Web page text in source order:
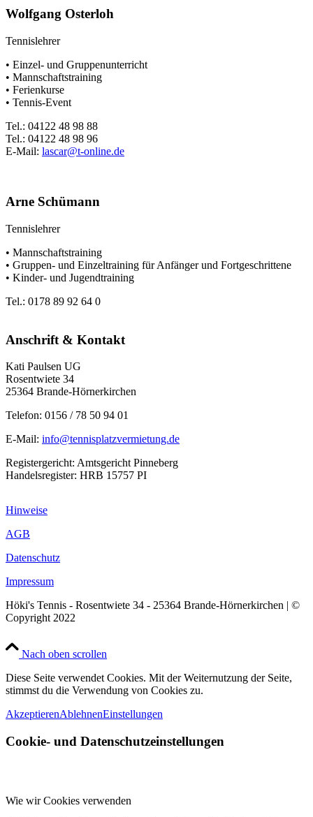
Wolfgang Osterloh
Tennislehrer
• Einzel- und Gruppenunterricht
• Mannschaftstraining
• Ferienkurse
• Tennis-Event
Tel.: 04122 48 98 88
Tel.: 04122 48 98 96
E-Mail: lascar@t-online.de
Arne Schümann
Tennislehrer
• Mannschaftstraining
• Gruppen- und Einzeltraining für Anfänger und Fortgeschrittene
• Kinder- und Jugendtraining
Tel.: 0178 89 92 64 0
Anschrift & Kontakt
Kati Paulsen UG
Rosentwiete 34
25364 Brande-Hörnerkirchen
Telefon: 0156 / 78 50 94 01
E-Mail: info@tennisplatzvermietung.de
Registergericht: Amtsgericht Pinneberg
Handelsregister: HRB 15757 PI
Hinweise
AGB
Datenschutz
Impressum
Höki's Tennis - Rosentwiete 34 - 25364 Brande-Hörnerkirchen | ©
Copyright 2022
Nach oben scrollen
Diese Seite verwendet Cookies. Mit der Weiternutzung der Seite,
stimmst du die Verwendung von Cookies zu.
AkzeptierenAblehnenEinstellungen
Cookie- und Datenschutzeinstellungen
Wie wir Cookies verwenden